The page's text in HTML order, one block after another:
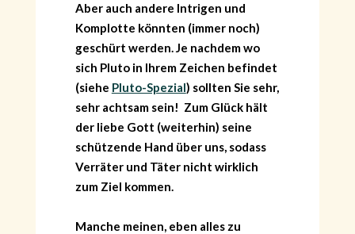
Aber auch andere Intrigen und
Komplotte könnten (immer noch)
geschürt werden. Je nachdem wo
sich Pluto in Ihrem Zeichen befindet
(siehe Pluto-Spezial) sollten Sie sehr,
sehr achtsam sein! Zum Glück hält
der liebe Gott (weiterhin) seine
schützende Hand über uns, sodass
Verräter und Täter nicht wirklich
zum Ziel kommen.
Manche meinen, eben alles zu